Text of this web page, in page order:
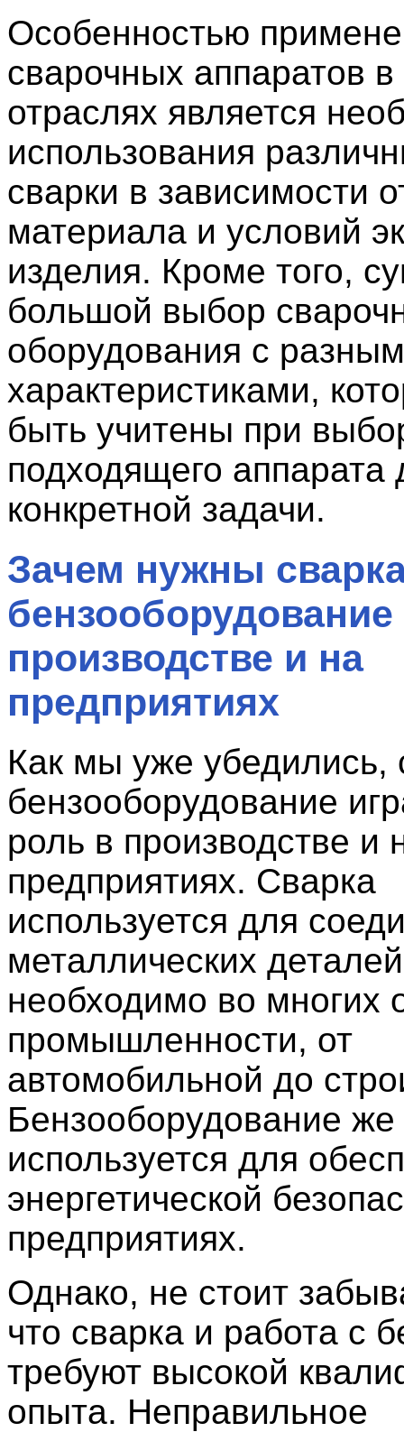
Особенностью
сварочных аппаратов в
отраслях является
использования
сварки в зависимости
материала и условий
изделия. Кроме того,
большой выбор
оборудования с
характеристиками,
быть учитены при
подходящего аппарата
конкретной задачи.
Зачем нужны
бензооборудование
производстве и на
предприятиях
Как мы уже убедились,
бензооборудование
роль в производстве и
предприятиях. Сварка
используется для
металлических
необходимо во многих
промышленности, от
автомобильной до
Бензооборудование же
используется для
энергетической
предприятиях.
Однако, не стоит
что сварка и работа с
требуют высокой
опыта. Неправильное